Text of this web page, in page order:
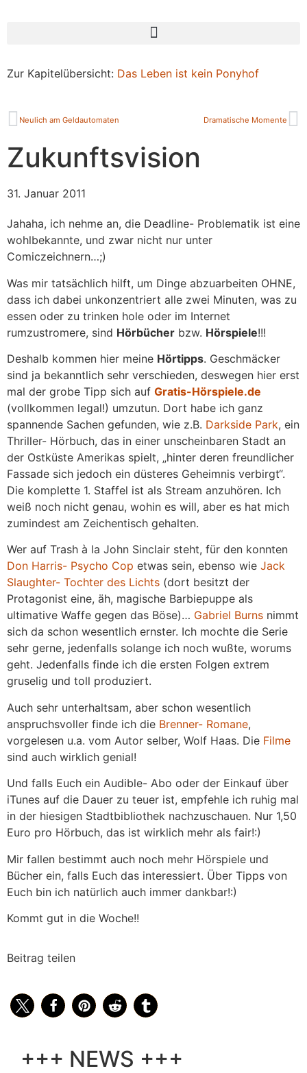
Zur Kapitelübersicht: Das Leben ist kein Ponyhof
Neulich am Geldautomaten Dramatische Momente
Zukunftsvision
31. Januar 2011
Jahaha, ich nehme an, die Deadline- Problematik ist eine
wohlbekannte, und zwar nicht nur unter
Comiczeichnern…;)
Was mir tatsächlich hilft, um Dinge abzuarbeiten OHNE,
dass ich dabei unkonzentriert alle zwei Minuten, was zu
essen oder zu trinken hole oder im Internet
rumzustromere, sind Hörbücher bzw. Hörspiele!!!
Deshalb kommen hier meine Hörtipps. Geschmäcker
sind ja bekanntlich sehr verschieden, deswegen hier erst
mal der grobe Tipp sich auf Gratis-Hörspiele.de
(vollkommen legal!) umzutun. Dort habe ich ganz
spannende Sachen gefunden, wie z.B. Darkside Park, ein
Thriller- Hörbuch, das in einer unscheinbaren Stadt an
der Ostküste Amerikas spielt, „hinter deren freundlicher
Fassade sich jedoch ein düsteres Geheimnis verbirgt“.
Die komplette 1. Staffel ist als Stream anzuhören. Ich
weiß noch nicht genau, wohin es will, aber es hat mich
zumindest am Zeichentisch gehalten.
Wer auf Trash à la John Sinclair steht, für den konnten
Don Harris- Psycho Cop etwas sein, ebenso wie Jack
Slaughter- Tochter des Lichts (dort besitzt der
Protagonist eine, äh, magische Barbiepuppe als
ultimative Waffe gegen das Böse)… Gabriel Burns nimmt
sich da schon wesentlich ernster. Ich mochte die Serie
sehr gerne, jedenfalls solange ich noch wußte, worums
geht. Jedenfalls finde ich die ersten Folgen extrem
gruselig und toll produziert.
Auch sehr unterhaltsam, aber schon wesentlich
anspruchsvoller finde ich die Brenner- Romane,
vorgelesen u.a. vom Autor selber, Wolf Haas. Die Filme
sind auch wirklich genial!
Und falls Euch ein Audible- Abo oder der Einkauf über
iTunes auf die Dauer zu teuer ist, empfehle ich ruhig mal
in der hiesigen Stadtbibliothek nachzuschauen. Nur 1,50
Euro pro Hörbuch, das ist wirklich mehr als fair!:)
Mir fallen bestimmt auch noch mehr Hörspiele und
Bücher ein, falls Euch das interessiert. Über Tipps von
Euch bin ich natürlich auch immer dankbar!:)
Kommt gut in die Woche!!
Beitrag teilen
+++ NEWS +++